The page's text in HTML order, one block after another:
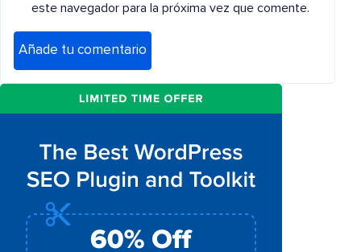
este navegador para la próxima vez que comente.